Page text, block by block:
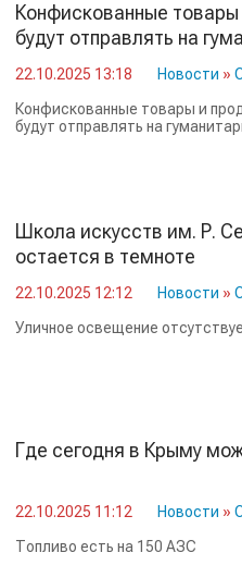
Конфискованные
будут отправлять на
22.10.2025 13:18 Новости »
Конфискованные товары и
будут отправлять на
Школа искусств им. Р.
остается в темноте
22.10.2025 12:12 Новости »
Уличное освещение
Где сегодня в Крыму
22.10.2025 11:12 Новости »
Топливо есть на 150 АЗС